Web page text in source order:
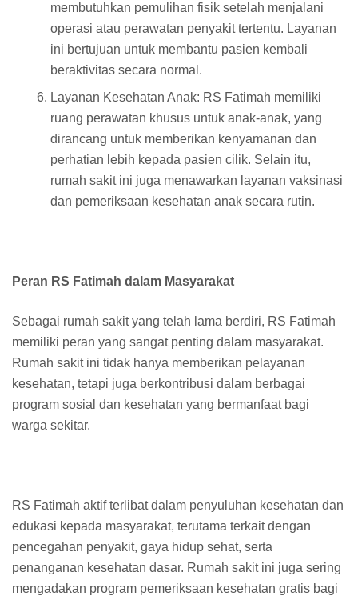
membutuhkan pemulihan fisik setelah menjalani
operasi atau perawatan penyakit tertentu. Layanan
ini bertujuan untuk membantu pasien kembali
beraktivitas secara normal.
Layanan Kesehatan Anak: RS Fatimah memiliki
ruang perawatan khusus untuk anak-anak, yang
dirancang untuk memberikan kenyamanan dan
perhatian lebih kepada pasien cilik. Selain itu,
rumah sakit ini juga menawarkan layanan vaksinasi
dan pemeriksaan kesehatan anak secara rutin.
Peran RS Fatimah dalam Masyarakat
Sebagai rumah sakit yang telah lama berdiri, RS Fatimah
memiliki peran yang sangat penting dalam masyarakat.
Rumah sakit ini tidak hanya memberikan pelayanan
kesehatan, tetapi juga berkontribusi dalam berbagai
program sosial dan kesehatan yang bermanfaat bagi
warga sekitar.
RS Fatimah aktif terlibat dalam penyuluhan kesehatan dan
edukasi kepada masyarakat, terutama terkait dengan
pencegahan penyakit, gaya hidup sehat, serta
penanganan kesehatan dasar. Rumah sakit ini juga sering
mengadakan program pemeriksaan kesehatan gratis bagi